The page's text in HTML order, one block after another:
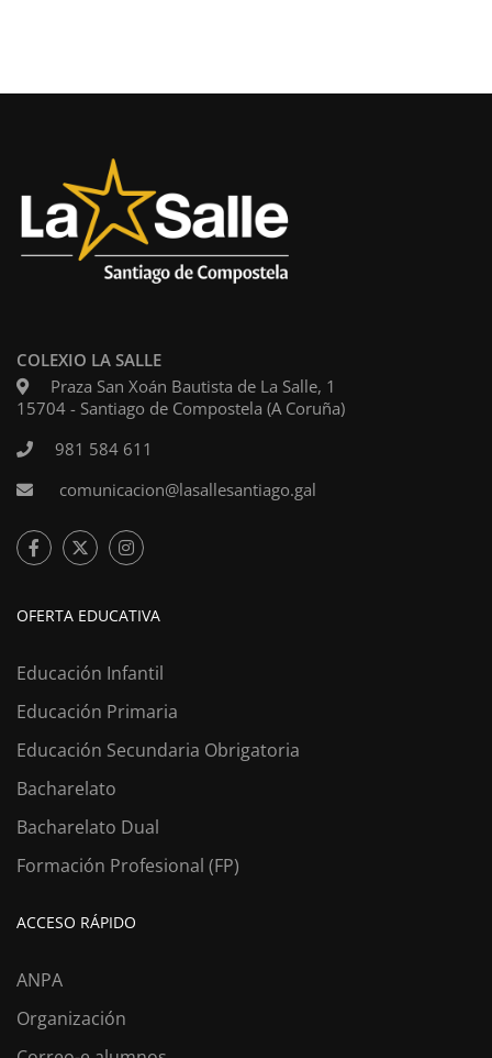
COLEXIO LA SALLE
Praza San Xoán Bautista de La Salle, 1
15704 - Santiago de Compostela (A Coruña)
981 584 611
comunicacion@lasallesantiago.gal
OFERTA EDUCATIVA
Educación Infantil
Educación Primaria
Educación Secundaria Obrigatoria
Bacharelato
Bacharelato Dual
Formación Profesional (FP)
ACCESO RÁPIDO
ANPA
Organización